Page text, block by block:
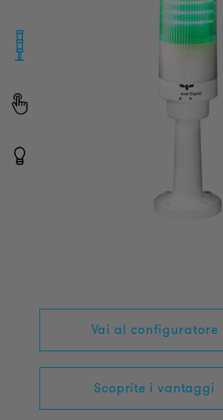
Vai al configuratore
Scoprite i vantaggi